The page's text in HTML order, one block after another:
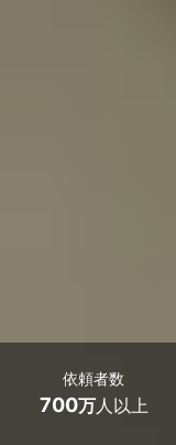
依頼者数
700万人以上